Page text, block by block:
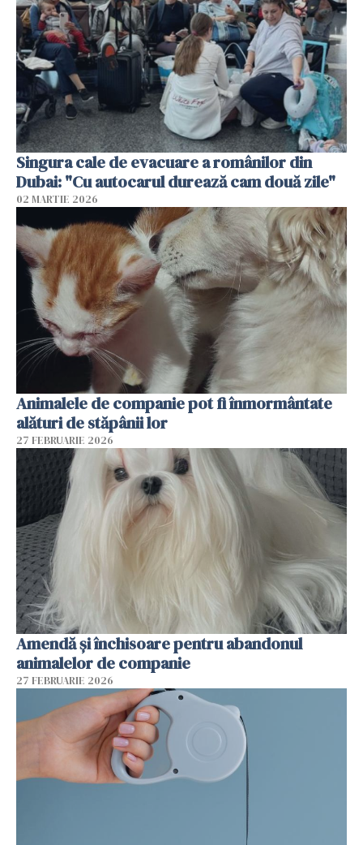
Singura cale de evacuare a românilor din
Dubai: "Cu autocarul durează cam două zile"
02 MARTIE 2026
Animalele de companie pot fi înmormântate
alături de stăpânii lor
27 FEBRUARIE 2026
Amendă și închisoare pentru abandonul
animalelor de companie
27 FEBRUARIE 2026